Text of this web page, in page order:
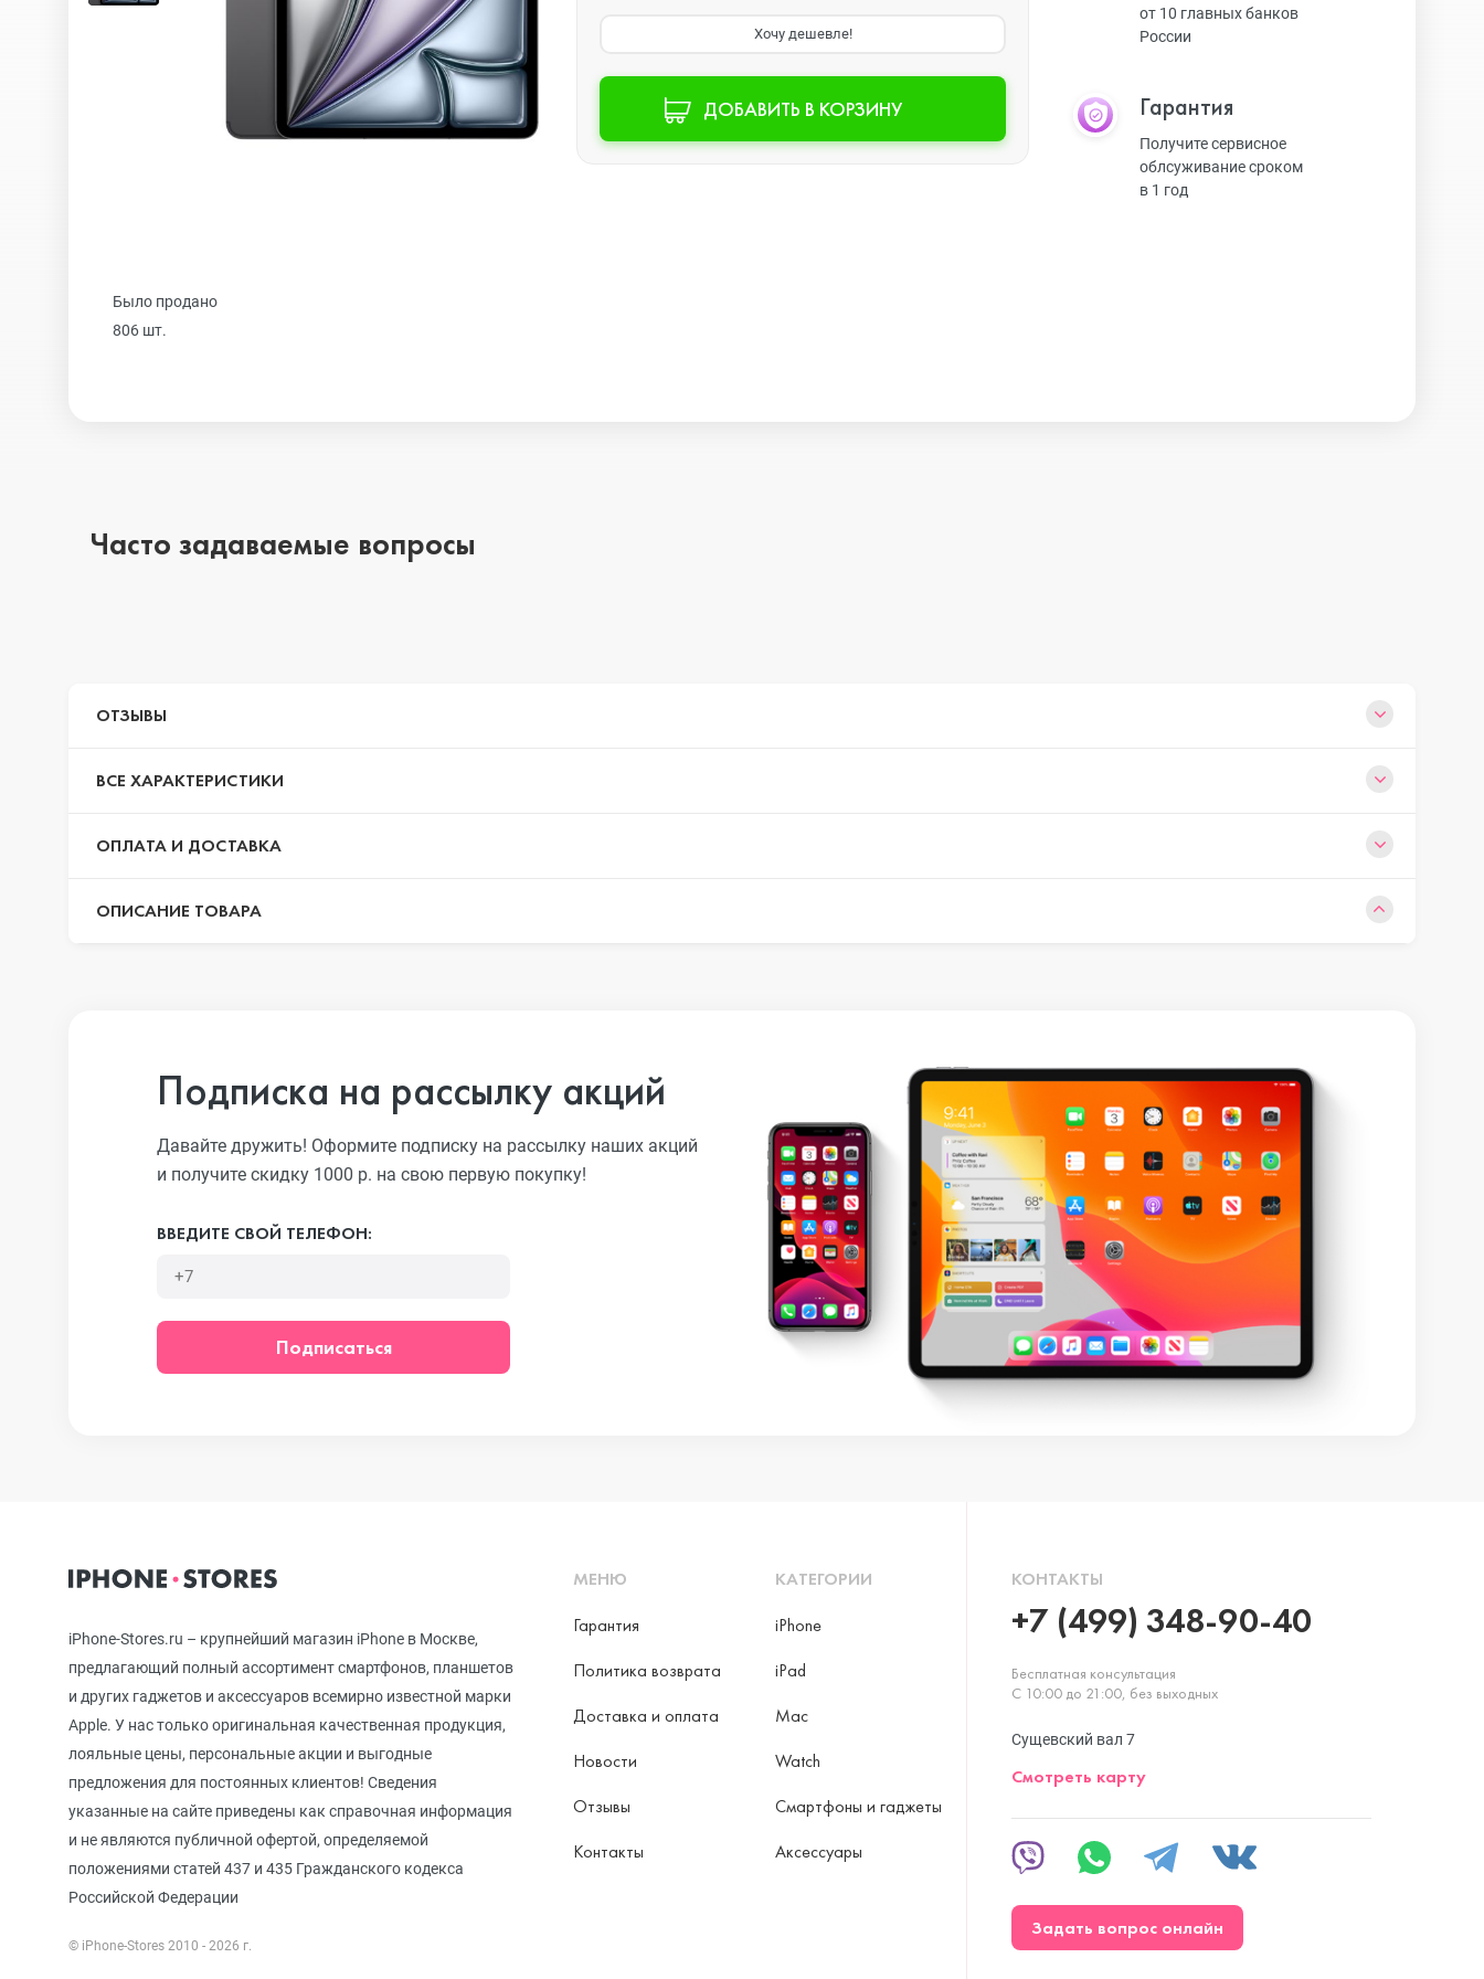
iPhone 16
iPhone 15 Pro
iPhone 13 Pro Max
iPhone 13
iPhone 13 mini
iPhone 12 Pro Max
iPhone 11 Pro Max
iPhone 11 Pro
iPhone 11
iPhone XS Max
Watch SE 2
Watch SE
Хочу дешевле!
ДОБАВИТЬ В КОРЗИНУ
Было продано
806 шт.
от 10 главных банков
России
Гарантия
Получите сервисное
облсуживание сроком
в 1 год
Часто задаваемые вопросы
ОТЗЫВЫ
ВСЕ ХАРАКТЕРИСТИКИ
ОПЛАТА И ДОСТАВКА
ОПИСАНИЕ ТОВАРА
Подписка на рассылку акций
Давайте дружить! Оформите подписку на рассылку наших акций
и получите скидку 1000 р. на свою первую покупку!
ВВЕДИТЕ СВОЙ ТЕЛЕФОН:
Подписаться
iPhone-Stores.ru – крупнейший магазин iPhone в Москве,
предлагающий полный ассортимент смартфонов, планшетов
и других гаджетов и аксессуаров всемирно известной марки
Apple. У нас только оригинальная качественная продукция,
лояльные цены, персональные акции и выгодные
предложения для постоянных клиентов! Сведения
указанные на сайте приведены как справочная информация
и не являются публичной офертой, определяемой
положениями статей 437 и 435 Гражданского кодекса
Российской Федерации
© iPhone-Stores 2010 - 2026 г.
МЕНЮ
Гарантия
Политика возврата
Доставка и оплата
Новости
Отзывы
Контакты
КАТЕГОРИИ
iPhone
iPad
Mac
Watch
Смартфоны и гаджеты
Аксессуары
КОНТАКТЫ
+7 (499) 348-90-40
Бесплатная консультация
С 10:00 до 21:00, без выходных
Сущевский вал 7
Смотреть карту
Задать вопрос онлайн